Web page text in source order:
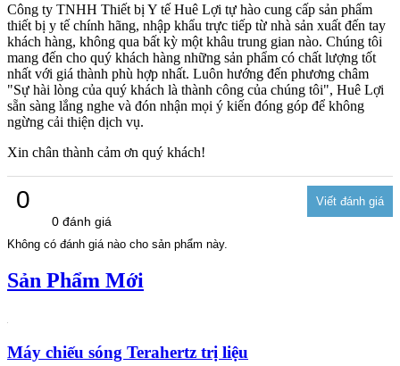
Công ty TNHH Thiết bị Y tế Huê Lợi tự hào cung cấp sản phẩm
thiết bị y tế chính hãng, nhập khẩu trực tiếp từ nhà sản xuất đến tay
khách hàng, không qua bất kỳ một khâu trung gian nào. Chúng tôi
mang đến cho quý khách hàng những sản phẩm có chất lượng tốt
nhất với giá thành phù hợp nhất. Luôn hướng đến phương châm
"Sự hài lòng của quý khách là thành công của chúng tôi", Huê Lợi
sẵn sàng lắng nghe và đón nhận mọi ý kiến đóng góp để không
ngừng cải thiện dịch vụ.
Xin chân thành cảm ơn quý khách!
0
0 đánh giá
Không có đánh giá nào cho sản phẩm này.
Sản Phẩm Mới
Máy chiếu sóng Terahertz trị liệu